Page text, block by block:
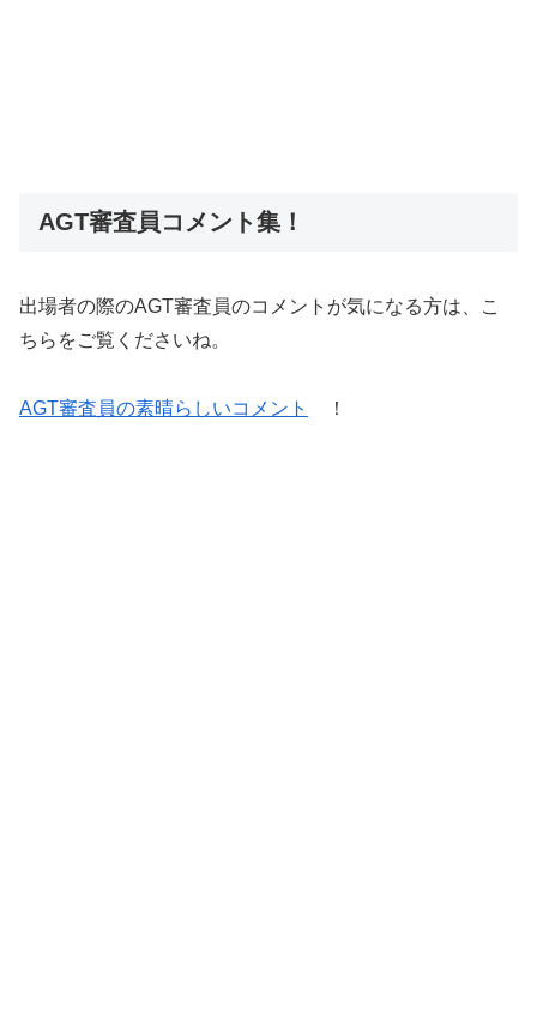
AGT審査員コメント集！
出場者の際のAGT審査員のコメントが気になる方は、こ
ちらをご覧くださいね。
AGT審査員の素晴らしいコメント ！